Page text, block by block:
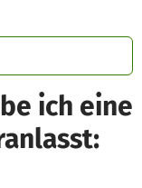
ich eine